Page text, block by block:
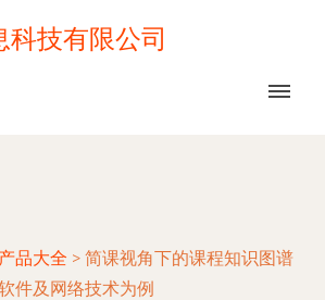
科技有限公司
产品大全 > 简课视角下的课程知识图谱
件及网络技术为例